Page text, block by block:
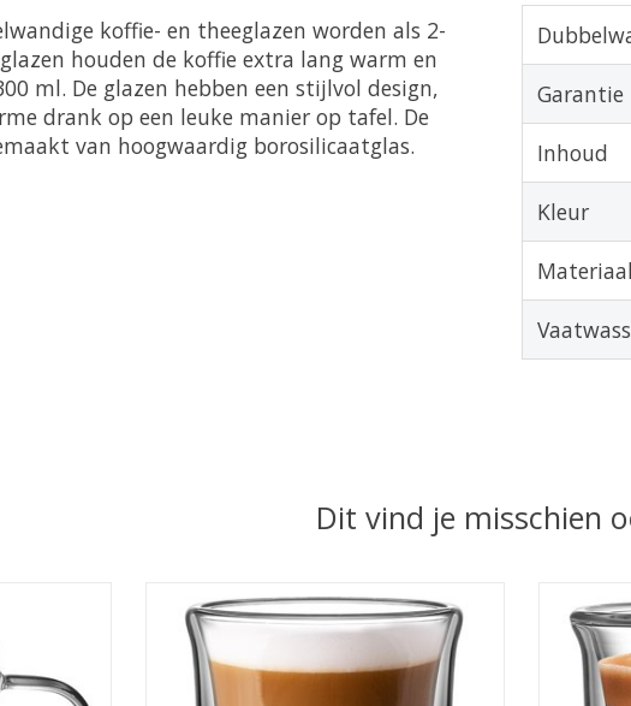
koffie- en theeglazen worden als 2-
houden de koffie extra lang warm en
ml. De glazen hebben een stijlvol design,
drank op een leuke manier op tafel. De
van hoogwaardig borosilicaatglas.
Garantie
Inhoud
Kleur
Materiaal
Dit vind je misschien